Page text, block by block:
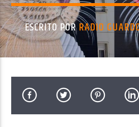
CANCIÓN ACTUAL
TÍTULO
ARTISTA
Radio AMGu
ESCRITO PORRADIO